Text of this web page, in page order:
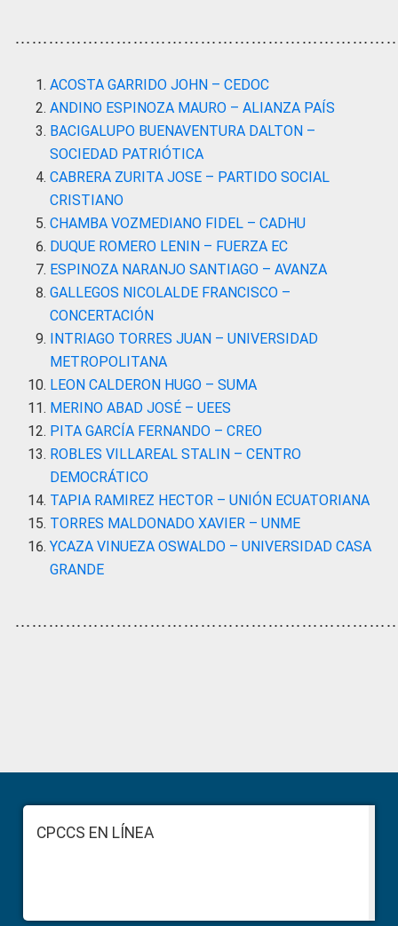
ACOSTA GARRIDO JOHN – CEDOC
ANDINO ESPINOZA MAURO – ALIANZA PAÍS
BACIGALUPO BUENAVENTURA DALTON –
SOCIEDAD PATRIÓTICA
CABRERA ZURITA JOSE – PARTIDO SOCIAL
CRISTIANO
CHAMBA VOZMEDIANO FIDEL – CADHU
DUQUE ROMERO LENIN – FUERZA EC
ESPINOZA NARANJO SANTIAGO – AVANZA
GALLEGOS NICOLALDE FRANCISCO –
CONCERTACIÓN
INTRIAGO TORRES JUAN – UNIVERSIDAD
METROPOLITANA
LEON CALDERON HUGO – SUMA
MERINO ABAD JOSÉ – UEES
PITA GARCÍA FERNANDO – CREO
ROBLES VILLAREAL STALIN – CENTRO
DEMOCRÁTICO
TAPIA RAMIREZ HECTOR – UNIÓN ECUATORIANA
TORRES MALDONADO XAVIER – UNME
YCAZA VINUEZA OSWALDO – UNIVERSIDAD CASA
GRANDE
Sidebar
FooterCPCCS EN LÍNEA